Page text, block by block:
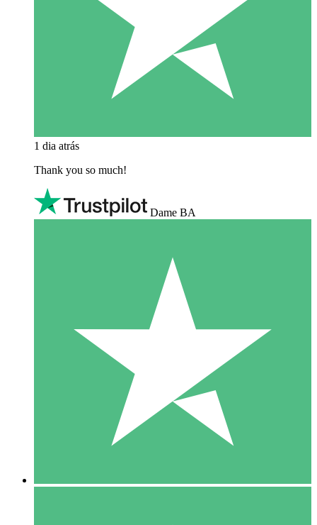
1 dia atrás
Thank you so much!
Dame BA